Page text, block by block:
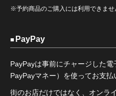
※予約商品のご購入には利用できませ
PayPay
PayPayは事前にチャージした
PayPayマネー）を使ってお支払
街のお店だけではなく、オンラ